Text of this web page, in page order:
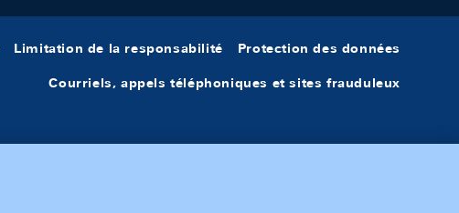
Limitation de la responsabilité Protection des données
Courriels, appels téléphoniques et sites frauduleux